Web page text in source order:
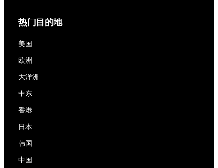
热门目的地
美国
欧洲
大洋洲
中东
香港
日本
韩国
中国